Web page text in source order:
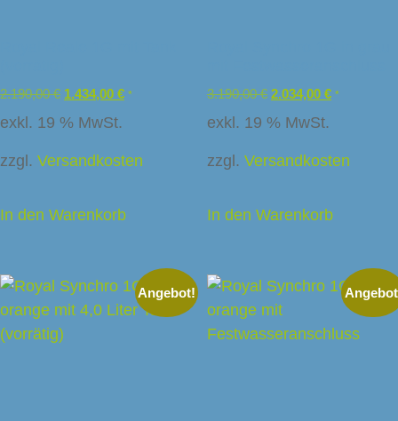
2.190,00€ 1.434,00 € *
exkl. 19 % MwSt.
zzgl. Versandkosten
In den Warenkorb
3.190,00€ 2.034,00 € *
exkl. 19 % MwSt.
zzgl. Versandkosten
In den Warenkorb
Angebot!